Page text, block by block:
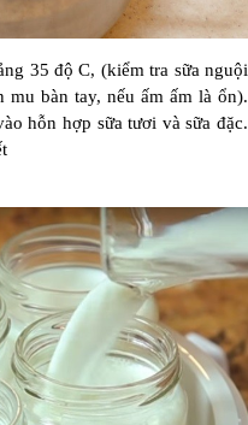
35 độ C, (kiểm tra sữa nguội
mu bàn tay, nếu ấm ấm là ổn).
hỗn hợp sữa tươi và sữa đặc.